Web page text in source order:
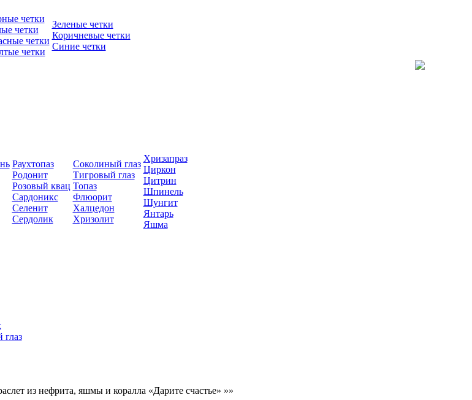
четки
четки
четки
четки
Зеленые четки
Коричневые четки
Синие четки
Раухтопаз
Родонит
Розовый квац
Сардоникс
Селенит
Сердолик
Соколиный глаз
Тигровый глаз
Топаз
Флюорит
Халцедон
Хризолит
Хризапраз
Циркон
Цитрин
Шпинель
Шунгит
Янтарь
Яшма
глаз
из нефрита, яшмы и коралла «Дарите счастье» »»